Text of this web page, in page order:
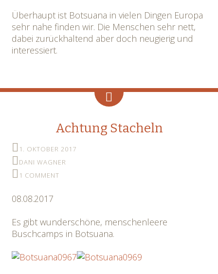
Überhaupt ist Botsuana in vielen Dingen Europa
sehr nahe finden wir. Die Menschen sehr nett,
dabei zurückhaltend aber doch neugierig und
interessiert.
Achtung Stacheln
1. OKTOBER 2017
DANI WAGNER
1 COMMENT
08.08.2017
Es gibt wunderschöne, menschenleere
Buschcamps in Botsuana.